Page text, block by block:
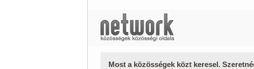
Most a közösségek közt keresel.